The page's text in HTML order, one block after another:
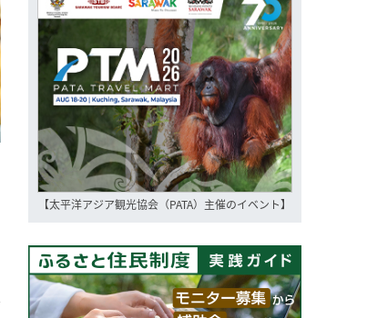
【太平洋アジア観光協会（PATA）主催のイベント】